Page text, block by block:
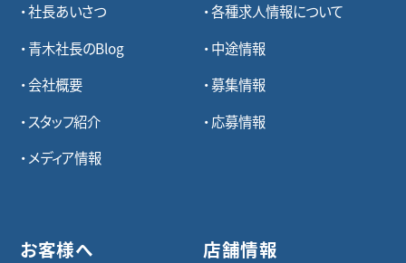
社長あいさつ
青木社長のBlog
会社概要
スタッフ紹介
メディア情報
お客様へ
各種求⼈情報について
中途情報
募集情報
応募情報
店舗情報